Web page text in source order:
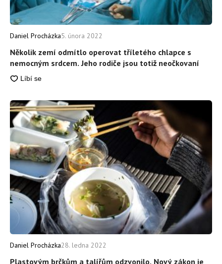
Několik zemí odmítlo operovat tříletého chlapce s
nemocným srdcem. Jeho rodiče jsou totiž neočkovaní
Daniel Procházka5. února 2022
Plastovým brčkům a talířům odzvonilo. Nový zákon je
Daniel Procházka28. ledna 2022